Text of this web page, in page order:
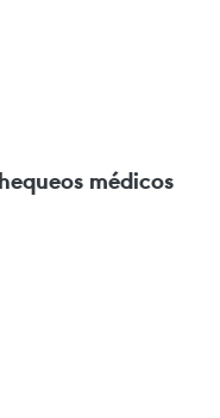
médicos